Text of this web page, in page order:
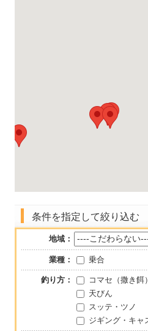
条件を指定して絞り込む
地域：
業種： 乗合
釣り方： コマセ（撒き餌）
天びん
スッテ・ツノ
ジギング・キャ